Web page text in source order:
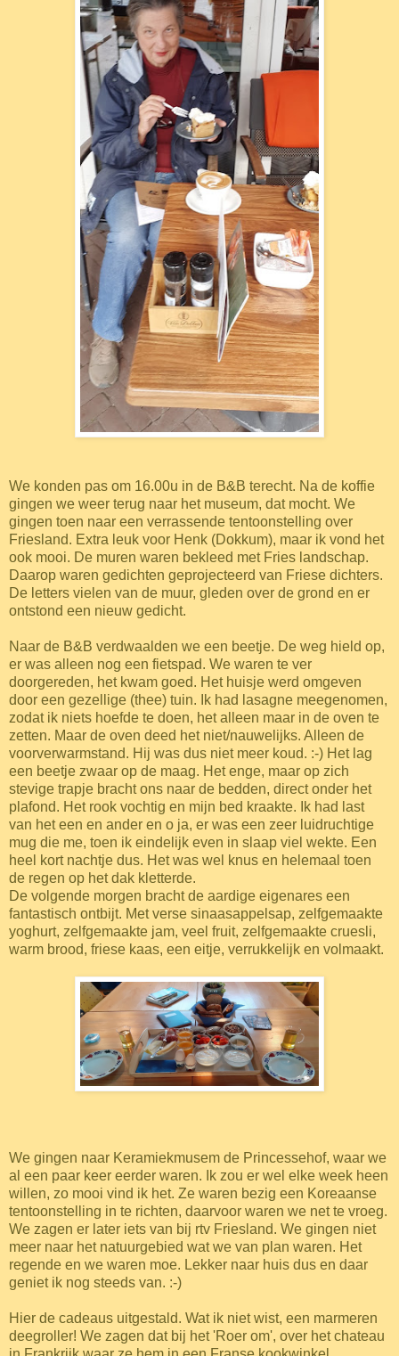
We konden pas om 16.00u in de B&B terecht. Na de koffie
gingen we weer terug naar het museum, dat mocht. We
gingen toen naar een verrassende tentoonstelling over
Friesland. Extra leuk voor Henk (Dokkum), maar ik vond het
ook mooi. De muren waren bekleed met Fries landschap.
Daarop waren gedichten geprojecteerd van Friese dichters.
De letters vielen van de muur, gleden over de grond en er
ontstond een nieuw gedicht.
Naar de B&B verdwaalden we een beetje. De weg hield op,
er was alleen nog een fietspad. We waren te ver
doorgereden, het kwam goed. Het huisje werd omgeven
door een gezellige (thee) tuin. Ik had lasagne meegenomen,
zodat ik niets hoefde te doen, het alleen maar in de oven te
zetten. Maar de oven deed het niet/nauwelijks. Alleen de
voorverwarmstand. Hij was dus niet meer koud. :-) Het lag
een beetje zwaar op de maag. Het enge, maar op zich
stevige trapje bracht ons naar de bedden, direct onder het
plafond. Het rook vochtig en mijn bed kraakte. Ik had last
van het een en ander en o ja, er was een zeer luidruchtige
mug die me, toen ik eindelijk even in slaap viel wekte. Een
heel kort nachtje dus. Het was wel knus en helemaal toen
de regen op het dak kletterde.
De volgende morgen bracht de aardige eigenares een
fantastisch ontbijt. Met verse sinaasappelsap, zelfgemaakte
yoghurt, zelfgemaakte jam, veel fruit, zelfgemaakte cruesli,
warm brood, friese kaas, een eitje, verrukkelijk en volmaakt.
We gingen naar Keramiekmusem de Princessehof, waar we
al een paar keer eerder waren. Ik zou er wel elke week heen
willen, zo mooi vind ik het. Ze waren bezig een Koreaanse
tentoonstelling in te richten, daarvoor waren we net te vroeg.
We zagen er later iets van bij rtv Friesland. We gingen niet
meer naar het natuurgebied wat we van plan waren. Het
regende en we waren moe. Lekker naar huis dus en daar
geniet ik nog steeds van. :-)
Hier de cadeaus uitgestald. Wat ik niet wist, een marmeren
deegroller! We zagen dat bij het 'Roer om', over het chateau